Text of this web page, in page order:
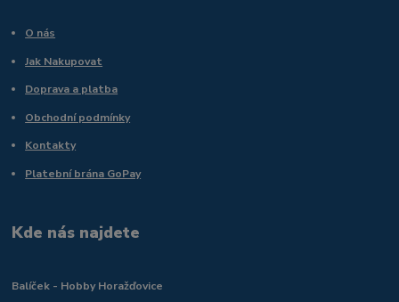
O nás
Jak Nakupovat
Doprava a platba
Obchodní podmínky
Kontakty
Platební brána GoPay
Kde nás najdete
Balíček - Hobby Horažďovice